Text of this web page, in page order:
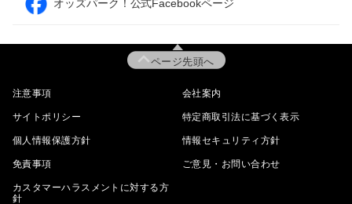
オッズパーク！公式Facebookページ
ページ先頭へ
注意事項 会社案内
サイトポリシー 特定商取引法に基づく表示
個人情報保護方針 情報セキュリティ方針
免責事項 ご意見・お問い合わせ
カスタマーハラスメントに対する方
針